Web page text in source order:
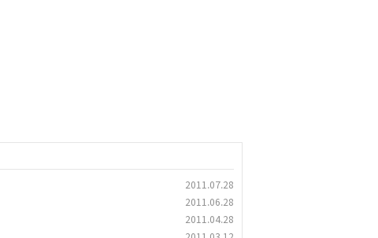
2011.07.28
2011.06.28
2011.04.28